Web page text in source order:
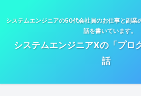
システムエンジニアの50代会社員のお仕事と副業
話を書いています。
システムエンジニアXの「プロ
話